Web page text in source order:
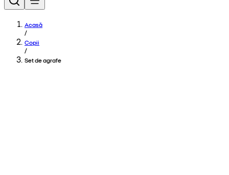
Acasă
/
Copii
/
Set de agrafe